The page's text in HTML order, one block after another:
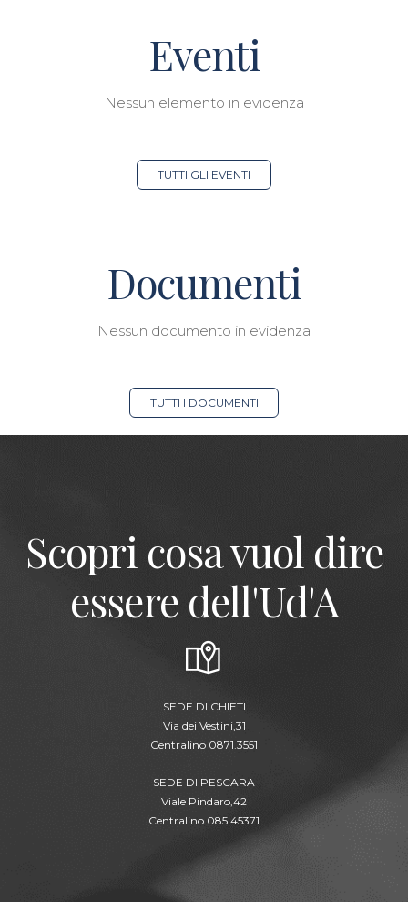
Eventi
Nessun elemento in evidenza
TUTTI GLI EVENTI
Documenti
Nessun documento in evidenza
TUTTI I DOCUMENTI
Scopri cosa vuol dire
essere dell'Ud'A
SEDE DI CHIETI
Via dei Vestini,31
Centralino 0871.3551
SEDE DI PESCARA
Viale Pindaro,42
Centralino 085.45371